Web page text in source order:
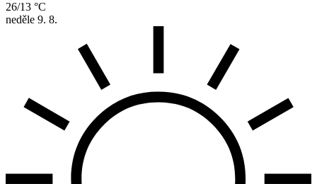
26/13 °C
neděle 9. 8.